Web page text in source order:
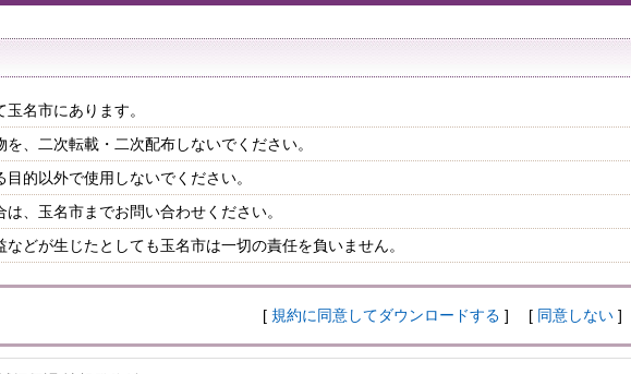
名市にあります。
、二次転載・二次配布しないでください。
的以外で使用しないでください。
、玉名市までお問い合わせください。
どが生じたとしても玉名市は一切の責任を負いません。
[ 規約に同意してダウンロードする ] [ 同意しない ]